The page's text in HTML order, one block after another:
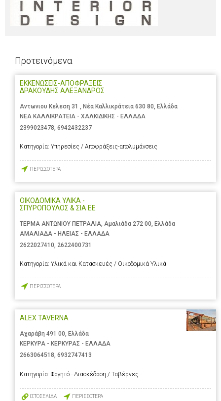
Προτεινόμενα
ΕΚΚΕΝΩΣΕΙΣ-ΑΠΟΦΡΑΞΕΙΣ
ΔΡΑΚΟΥΔΗΣ ΑΛΕΞΑΝΔΡΟΣ
Αντωνιου Κελεση 31 , Νέα Καλλικράτεια 630 80, Ελλάδα
ΝΕΑ ΚΑΛΛΙΚΡΑΤΕΙΑ - ΧΑΛΚΙΔΙΚΗΣ - ΕΛΛΑΔΑ
2399023478 6942432237
Κατηγορία: Υπηρεσίες / Αποφράξεις-απολυμάνσεις
ΠΕΡΙΣΣΟΤΕΡΑ
ΟΙΚΟΔΟΜΙΚΑ ΥΛΙΚΑ -
ΣΠΥΡΟΠΟΥΛΟΣ & ΣΙΑ ΕΕ
ΤΕΡΜΑ ΑΝΤΩΝΙΟΥ ΠΕΤΡΑΛΙΑ, Αμαλιάδα 272 00, Ελλάδα
ΑΜΑΛΙΑΔΑ - ΗΛΕΙΑΣ - ΕΛΛΑΔΑ
2622027410, 2622400731
Κατηγορία: Υλικά και Κατασκευές / Οικοδομικά Υλικά
ΠΕΡΙΣΣΟΤΕΡΑ
ALEX TAVERNA
Αχαράβη 491 00, Ελλάδα
ΚΕΡΚΥΡΑ - ΚΕΡΚΥΡΑΣ - ΕΛΛΑΔΑ
2663064518, 6932747413
Κατηγορία: Φαγητό - Διασκέδαση / Ταβέρνες
ΙΣΤΟΣΕΛΙΔΑ ΠΕΡΙΣΣΟΤΕΡΑ